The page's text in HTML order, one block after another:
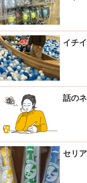
イチ
話の
セリ